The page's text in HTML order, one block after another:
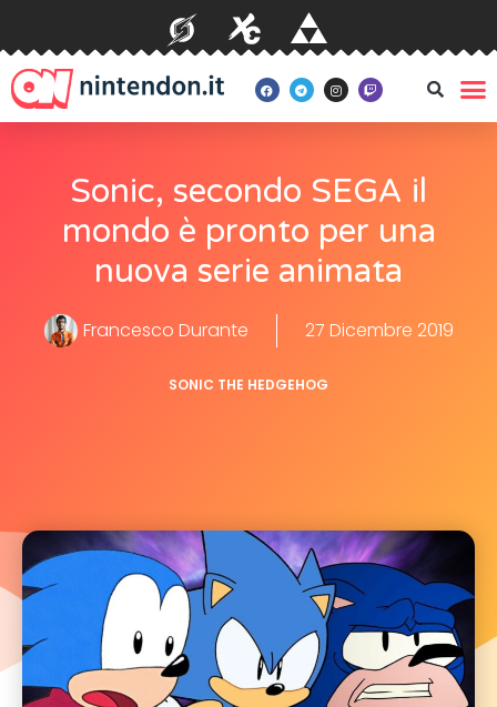
Sonic, secondo SEGA il
mondo è pronto per una
nuova serie animata
Francesco Durante 27 Dicembre 2019
SONIC THE HEDGEHOG